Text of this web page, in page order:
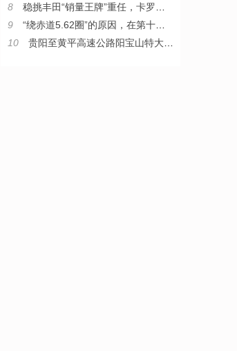
8
稳挑丰田“销量王牌”重任，卡罗拉离不开“安全”进化
9
“绕赤道5.62圈”的原因，在第十二代卡罗拉身上找到了！
10
贵阳至黄平高速公路阳宝山特大桥顺利合龙